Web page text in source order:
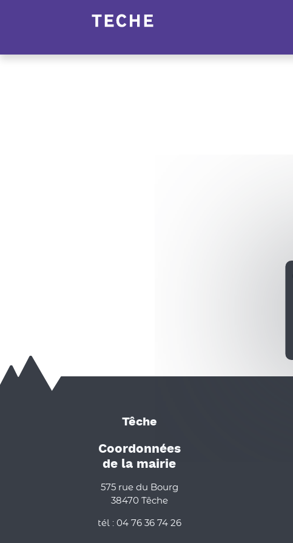
Têche
Coordonnées
de la mairie
575 rue du Bourg
38470 Têche
tél : 04 76 36 74 26